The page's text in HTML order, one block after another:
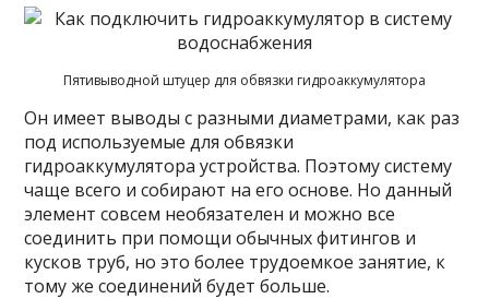
Пятивыводной штуцер для обвязки гидроаккумулятора
Он имеет выводы с разными диаметрами, как раз
под используемые для обвязки
гидроаккумулятора устройства. Поэтому систему
чаще всего и собирают на его основе. Но данный
элемент совсем необязателен и можно все
соединить при помощи обычных фитингов и
кусков труб, но это более трудоемкое занятие, к
тому же соединений будет больше.